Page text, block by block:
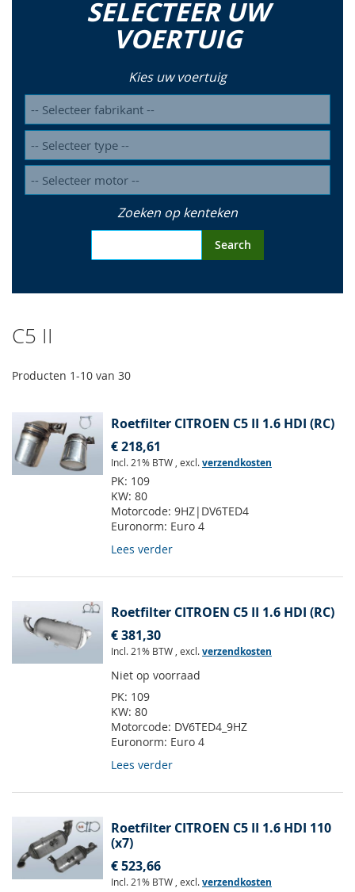
SELECTEER UW
VOERTUIG
Kies uw voertuig
Zoeken op kenteken
Search
C5 II
Producten 1-10 van 30
Roetfilter CITROEN C5 II 1.6 HDI (RC)
€ 218,61
Incl. 21% BTW , excl.verzendkosten
PK: 109
KW: 80
Motorcode: 9HZ|DV6TED4
Euronorm: Euro 4
Lees verder
Roetfilter CITROEN C5 II 1.6 HDI (RC)
€ 381,30
Incl. 21% BTW , excl.verzendkosten
Niet op voorraad
PK: 109
KW: 80
Motorcode: DV6TED4_9HZ
Euronorm: Euro 4
Lees verder
Roetfilter CITROEN C5 II 1.6 HDI 110
(x7)
€ 523,66
Incl. 21% BTW , excl.verzendkosten